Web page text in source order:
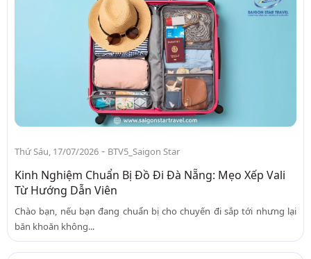
Thứ Sáu, 17/07/2026 - BTV5_Saigon Star
Kinh Nghiệm Chuẩn Bị Đồ Đi Đà Nẵng: Mẹo Xếp Vali
Từ Hướng Dẫn Viên
Chào bạn, nếu bạn đang chuẩn bị cho chuyến đi sắp tới nhưng lại
băn khoăn không...